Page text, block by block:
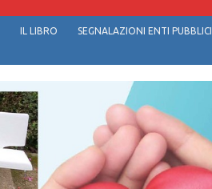
IL LIBRO SEGNALAZIONI ENTI PUBBLICI